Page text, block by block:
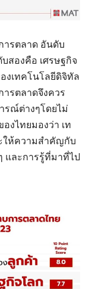
ารตลาด อันดับ
สองคือ เศรษฐกิจ
งเทคโนโลยีดิจิทัล
ารตลาดจึงควร
รณ์ต่างๆโดยไม่
งไทยมองว่า เท
ให้ความสำคัญกับ
และการรู้ที่มาที่ไป